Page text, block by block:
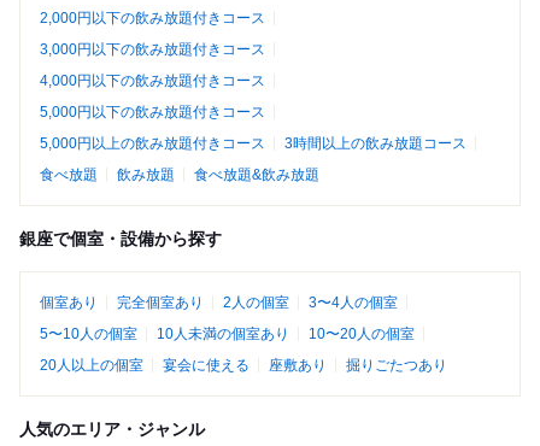
2,000円以下の飲み放題付きコース
3,000円以下の飲み放題付きコース
4,000円以下の飲み放題付きコース
5,000円以下の飲み放題付きコース
5,000円以上の飲み放題付きコース
3時間以上の飲み放題コース
食べ放題
飲み放題 食べ放題&飲み放題
銀座で個室・設備から探す
個室あり 完全個室あり 2人の個室
3〜4人の個室
5〜10人の個室
10人未満の個室あり
10〜20人の個室
20人以上の個室
宴会に使える 座敷あり 掘りごたつあり
人気のエリア・ジャンル